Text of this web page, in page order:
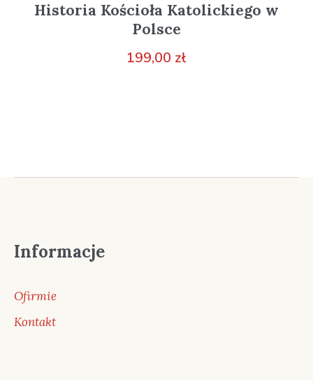
Historia Kościoła Katolickiego w
Polsce
199,00 zł
Informacje
Ofirmie
Kontakt